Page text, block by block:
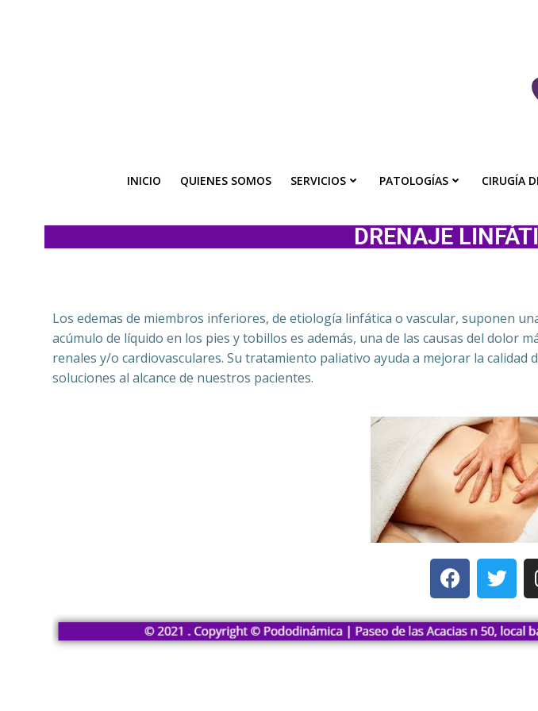
INICIO QUIENES SOMOS SERVICIOS PATOLOGÍAS CIRUGÍA
DRENAJE
Los edemas de miembros inferiores, de etiología linfática o vascular, suponen
acúmulo de líquido en los pies y tobillos es además, una de las causas del dolor
renales y/o cardiovasculares. Su tratamiento paliativo ayuda a mejorar la calidad
soluciones al alcance de nuestros pacientes.